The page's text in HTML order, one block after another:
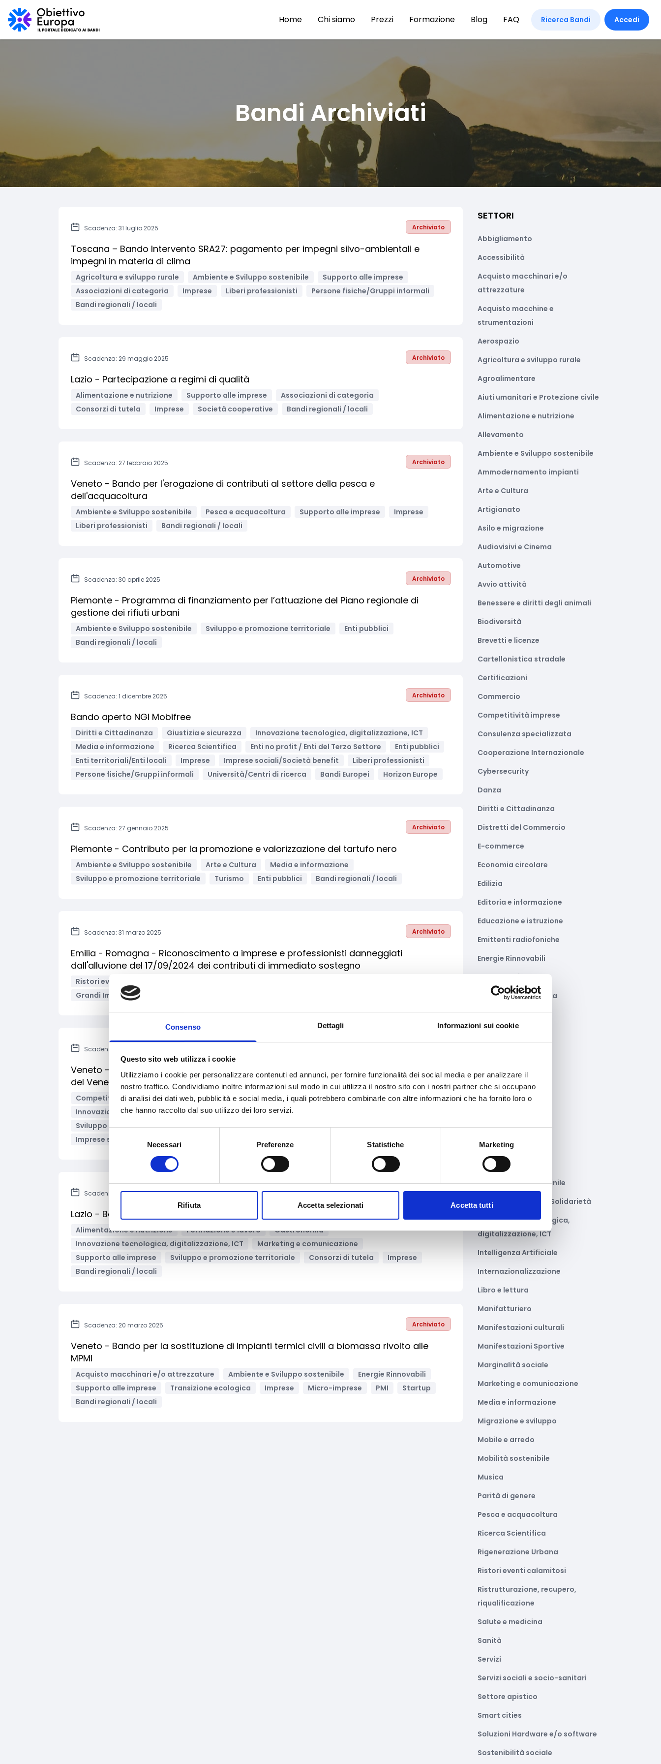
Consenso Dettagli Informazioni sui cookie
Questo sito web utilizza i cookie
Utilizziamo i cookie per personalizzare contenuti ed annunci, per fornire funzionalità dei social media e per analizzare il
nostro traffico. Condividiamo inoltre informazioni sul modo in cui utilizza il nostro sito con i nostri partner che si occupano
di analisi dei dati web, pubblicità e social media, i quali potrebbero combinarle con altre informazioni che ha fornito loro o
che hanno raccolto dal suo utilizzo dei loro servizi.
del
Necessari Preferenze Statistiche Marketing
Rifiuta Accetta selezionati Accetta tutti
Home Chi siamo Prezzi Formazione Blog FAQ Ricerca Bandi Accedi
Bandi Archiviati
Scadenza: 31 luglio 2025 Archiviato
Toscana – Bando Intervento SRA27: pagamento per impegni silvo-ambientali e
impegni in materia di clima
Agricoltura e sviluppo rurale Ambiente e Sviluppo sostenibile
Supporto alle imprese
Associazioni di categoria
Imprese Liberi professionisti
Persone fisiche/Gruppi informali
Bandi regionali / locali
Scadenza: 29 maggio 2025 Archiviato
Lazio - Partecipazione a regimi di qualità
Alimentazione e nutrizione Supporto alle imprese
Associazioni di categoria
Consorzi di tutela
Imprese Società cooperative Bandi regionali / locali
Scadenza: 27 febbraio 2025 Archiviato
Veneto - Bando per l'erogazione di contributi al settore della pesca e
dell'acquacoltura
Ambiente e Sviluppo sostenibile Pesca e acquacoltura Supporto alle imprese
Imprese
Liberi professionisti
Bandi regionali / locali
Scadenza: 30 aprile 2025 Archiviato
Piemonte - Programma di finanziamento per l’attuazione del Piano regionale di
gestione dei rifiuti urbani
Ambiente e Sviluppo sostenibile Sviluppo e promozione territoriale
Enti pubblici
Bandi regionali / locali
Scadenza: 1 dicembre 2025 Archiviato
Bando aperto NGI Mobifree
Diritti e Cittadinanza Giustizia e sicurezza
Innovazione tecnologica, digitalizzazione, ICT
Media e informazione
Ricerca Scientifica Enti no profit / Enti del Terzo Settore
Enti pubblici
Enti territoriali/Enti locali
Imprese Imprese sociali/Società benefit
Liberi professionisti
Persone fisiche/Gruppi informali
Università/Centri di ricerca Bandi Europei Horizon Europe
Scadenza: 27 gennaio 2025 Archiviato
Piemonte - Contributo per la promozione e valorizzazione del tartufo nero
Ambiente e Sviluppo sostenibile Arte e Cultura
Media e informazione
Sviluppo e promozione territoriale
Turismo Enti pubblici Bandi regionali / locali
Scadenza: 31 marzo 2025 Archiviato
Emilia - Romagna - Riconoscimento a imprese e professionisti danneggiati
dall'alluvione del 17/09/2024 dei contributi di immediato sostegno
Ristori eventi calamitosi
Grandi Imprese
Scadenza: 31 marzo 2025
Veneto - Bando iniziative promozionali e di sostegno al sistema degli eventi fieristici
del Veneto
Competitività imprese Fiere ed eventi
Formazione e lavoro
Innovazione tecnologica, digitalizzazione, ICT
Media e informazione
Sviluppo e promozione territoriale
Associazioni di categoria Enti pubblici
Imprese
Imprese sociali/Società benefit
Micro-imprese Bandi regionali / locali
Scadenza: 7 marzo 2025 Archiviato
Lazio - Bando per la promozione delle attività enoturistiche e oleoturistiche del Lazio
Alimentazione e nutrizione Formazione e lavoro
Gastronomia
Innovazione tecnologica, digitalizzazione, ICT
Marketing e comunicazione
Supporto alle imprese
Sviluppo e promozione territoriale Consorzi di tutela
Imprese
Bandi regionali / locali
Scadenza: 20 marzo 2025 Archiviato
Veneto - Bando per la sostituzione di impianti termici civili a biomassa rivolto alle
MPMI
Acquisto macchinari e/o attrezzature Ambiente e Sviluppo sostenibile
Energie Rinnovabili
Supporto alle imprese
Transizione ecologica Imprese Micro-imprese PMI
Startup
Bandi regionali / locali
SETTORI
Abbigliamento
Accessibilità
Acquisto macchinari e/o
attrezzature
Acquisto macchine e
strumentazioni
Aerospazio
Agricoltura e sviluppo rurale
Agroalimentare
Aiuti umanitari e Protezione civile
Alimentazione e nutrizione
Allevamento
Ambiente e Sviluppo sostenibile
Ammodernamento impianti
Arte e Cultura
Artigianato
Asilo e migrazione
Audiovisivi e Cinema
Automotive
Avvio attività
Benessere e diritti degli animali
Biodiversità
Brevetti e licenze
Cartellonistica stradale
Certificazioni
Commercio
Competitività imprese
Consulenza specializzata
Cooperazione Internazionale
Cybersecurity
Danza
Diritti e Cittadinanza
Distretti del Commercio
E-commerce
Economia circolare
Edilizia
Editoria e informazione
Educazione e istruzione
Emittenti radiofoniche
Energie Rinnovabili
Farmaceutico
Farmacia e/o chimica
Fashion
Formazione e lavoro
Fotovoltaico
Giustizia e sicurezza
Green economy
Impianti sportivi
Imprenditoria femminile
Inclusione Sociale e Solidarietà
Innovazione tecnologica,
digitalizzazione, ICT
Intelligenza Artificiale
Internazionalizzazione
Libro e lettura
Manifatturiero
Manifestazioni culturali
Manifestazioni Sportive
Marginalità sociale
Marketing e comunicazione
Media e informazione
Migrazione e sviluppo
Mobile e arredo
Mobilità sostenibile
Musica
Parità di genere
Pesca e acquacoltura
Ricerca Scientifica
Rigenerazione Urbana
Ristori eventi calamitosi
Ristrutturazione, recupero,
riqualificazione
Salute e medicina
Sanità
Servizi
Servizi sociali e socio-sanitari
Settore apistico
Smart cities
Soluzioni Hardware e/o software
Sostenibilità sociale